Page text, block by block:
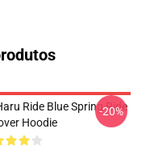
Ride Blue Spring Ride
Hoodie
-20%